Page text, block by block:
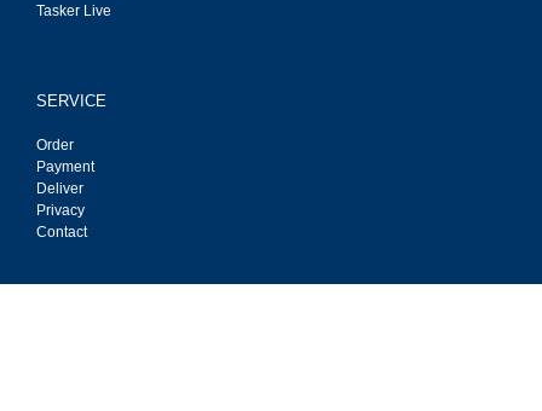
Tasker Live
SERVICE
Order
Payment
Deliver
Privacy
Contact